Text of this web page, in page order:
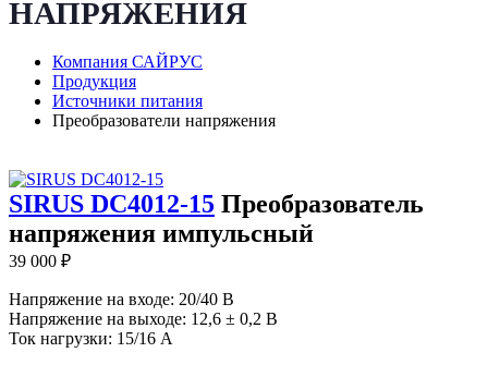
НАПРЯЖЕНИЯ
Компания САЙРУС
Продукция
Источники питания
Преобразователи напряжения
SIRUS DC4012-15 Преобразователь
напряжения импульсный
39 000 ₽
Напряжение на входе: 20/40 В
Напряжение на выходе: 12,6 ± 0,2 В
Ток нагрузки: 15/16 А